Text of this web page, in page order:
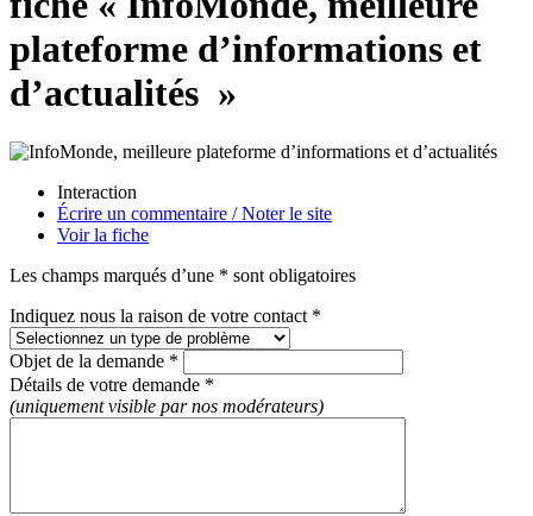
plateforme d’informations et
d’actualités »
Interaction
Écrire un commentaire / Noter le site
Voir la fiche
Les champs marqués d’une * sont obligatoires
Indiquez nous la raison de votre contact *
Objet de la demande *
Détails de votre demande *
(uniquement visible par nos modérateurs)